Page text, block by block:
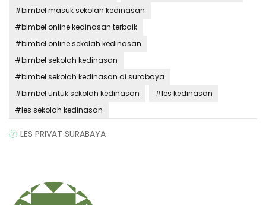
#bimbel masuk sekolah kedinasan
#bimbel online kedinasan terbaik
#bimbel online sekolah kedinasan
#bimbel sekolah kedinasan
#bimbel sekolah kedinasan di surabaya
#bimbel untuk sekolah kedinasan
#les kedinasan
#les sekolah kedinasan
LES PRIVAT SURABAYA